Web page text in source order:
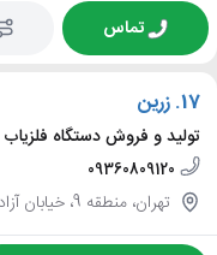
تماس
17. زرین
تولید و فروش دستگاه فلزیاب
09360809120
تهران، منطقه 9، خیابان آزادی